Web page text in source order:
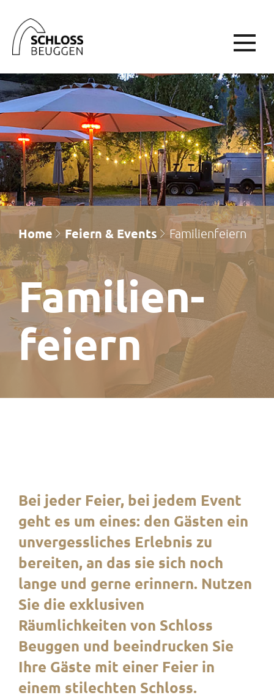
Home Feiern & Events Familienfeiern
Familien­
feiern
Bei jeder Feier, bei jedem Event
geht es um eines: den Gästen ein
unvergessliches Erlebnis zu
bereiten, an das sie sich noch
lange und gerne erinnern. Nutzen
Sie die exklusiven
Räumlichkeiten von Schloss
Beuggen und beeindrucken Sie
Ihre Gäste mit einer Feier in
einem stilechten Schloss.